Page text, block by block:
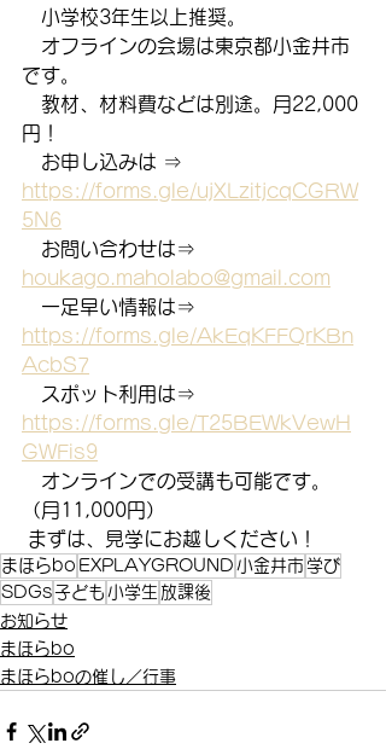
小学校3年生以上推奨。
オフラインの会場は東京都小金井市
です。
教材、材料費などは別途。月22,000
円！
お申し込みは ⇒
https://forms.gle/ujXLzitjcqCGRW
5N6
お問い合わせは⇒
houkago.maholabo@gmail.com
一足早い情報は⇒
https://forms.gle/AkEqKFFQrKBn
AcbS7
スポット利用は⇒
https://forms.gle/T25BEWkVewH
GWFis9
オンラインでの受講も可能です。
（月11,000円）
まずは、見学にお越しください！
まほらbo EXPLAYGROUND 小金井市 学び
SDGs子ども 小学生 放課後
お知らせ
まほらbo
まほらboの催し／行事